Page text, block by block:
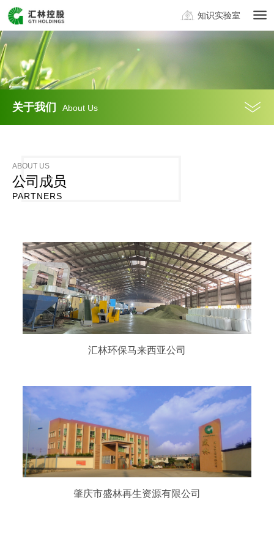
知识实验室
关于我们 About Us
ABOUT US
公司成员
PARTNERS
汇林环保马来西亚公司
肇庆市盛林再生资源有限公司